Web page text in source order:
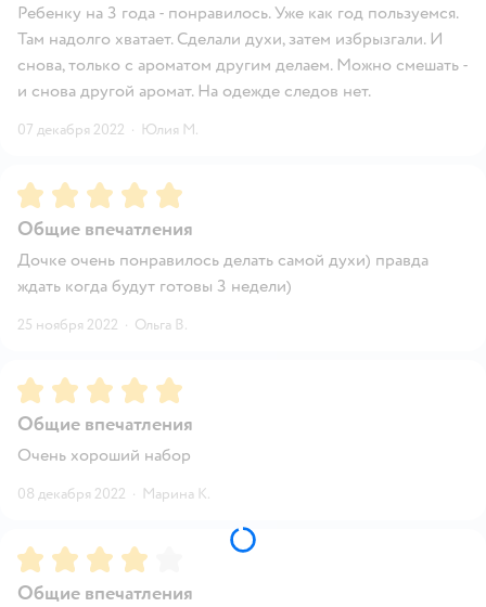
Ребенку на 3 года - понравилось. Уже как год пользуемся.
Там надолго хватает. Сделали духи, затем избрызгали. И
снова, только с ароматом другим делаем. Можно смешать -
и снова другой аромат. На одежде следов нет.
07 декабря 2022 · Юлия М.
Рейтинг:5
Общие впечатления
Дочке очень понравилось делать самой духи) правда
ждать когда будут готовы 3 недели)
25 ноября 2022 · Ольга В.
Рейтинг:5
Общие впечатления
Очень хороший набор
08 декабря 2022 · Марина К.
Рейтинг:4
Общие впечатления